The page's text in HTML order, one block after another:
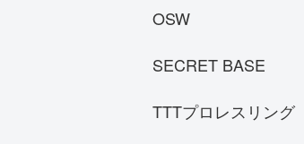
OSW
SECRET BASE
TTTプロレスリング